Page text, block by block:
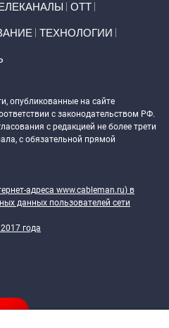
ОТТ
ТЕХНОЛОГИИ
опубликованные на сайте
с законодательством РФ.
с редакцией не более трети
с обязательной прямой
адреса www.cableman.ru) в
данных пользователей сети
года